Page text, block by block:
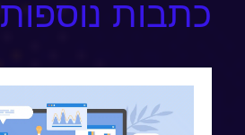
כתבות נוספות